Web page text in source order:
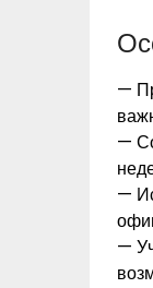
—
—
—
—